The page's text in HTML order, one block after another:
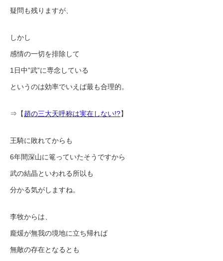
疑問も残りますが、
しかし
感情の一切を排除して
1日中”武”に専念している
というのは効率でいえば最も合理的。
⇒【趙の三大天呼称は実在しない!?】
王騎に敗れてからも
6年間深山に篭っていたそうですから
武の結晶といわれる所以も
分かる気がしますね。
李牧からは、
龐煖が無我の境地に立ち帰れば
無敵の存在となるとも